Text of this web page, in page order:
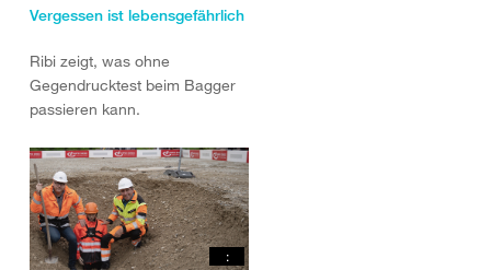
Vergessen ist lebensgefährlich
Ribi zeigt, was ohne
Gegendrucktest beim Bagger
passieren kann.
: